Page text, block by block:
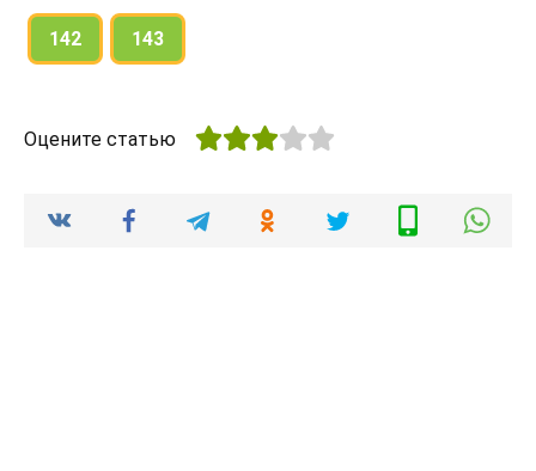
142 143
Оцените статью